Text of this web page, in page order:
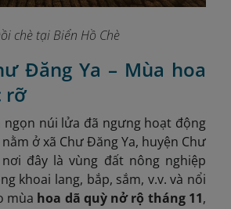
chè tại Biển Hồ Chè
Đăng Ya – Mùa hoa
rỡ
ngọn núi lửa đã ngưng hoạt động
ở xã Chư Đăng Ya, huyện Chư
nơi đây là vùng đất nông nghiệp
khoai lang, bắp, sắm, v.v. và nổi
mùa hoa dã quỳ nở rộ tháng 11,